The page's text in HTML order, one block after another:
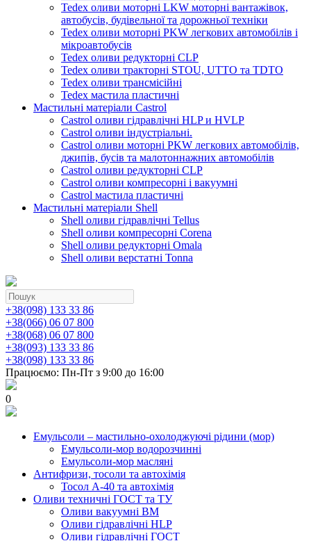
Tedex оливи моторні LKW моторні вантажівок,
автобусів, будівельної та дорожньої техніки
Tedex оливи моторні PKW легкових автомобілів і
мікроавтобусів
Tedex оливи редукторні CLP
Tedex оливи тракторні STOU, UTTO та TDTO
Tedex оливи трансмісійні
Tedex мастила пластичні
Мастильні матеріали Castrol
Castrol оливи гідравлічні HLP и HVLP
Castrol оливи індустріальні.
Castrol оливи моторні PKW легкових автомобілів,
джипів, бусів та малотоннажних автомобілів
Castrol оливи редукторні CLP
Castrol оливи компресорні і вакуумні
Castrol мастила пластичні
Мастильні матеріали Shell
Shell оливи гідравлічні Tellus
Shell оливи компресорні Corena
Shell оливи редукторні Omala
Shell оливи верстатні Tonna
+38(098) 133 33 86
+38(066) 06 07 800
+38(068) 06 07 800
+38(093) 133 33 86
+38(098) 133 33 86
Працюємо: Пн-Пт з 9:00 до 16:00
0
Емульсоли – мастильно-охолоджуючі рідини (мор)
Емульсоли-мор водорозчинні
Емульсоли-мор масляні
Антифризи, тосоли та автохімія
Тосол А-40 та автохімія
Оливи техничні ГОСТ та ТУ
Оливи вакуумні ВМ
Оливи гідравлічні HLP
Оливи гідравлічні ГОСТ